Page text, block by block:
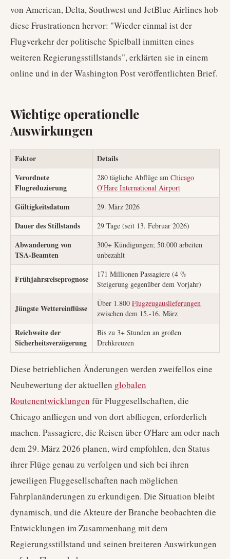
von American, Delta, Southwest und JetBlue Airlines hob
diese Frustrationen hervor: "Wieder einmal ist der
Flugverkehr der politische Spielball inmitten eines
weiteren Regierungsstillstands", erklärten sie in einem
online und in der Washington Post veröffentlichten Brief.
Wichtige operationelle
Auswirkungen
Faktor
Details
Verordnete
Flugreduzierung
280 tägliche Abflüge am Chicago
O'Hare International Airport
Gültigkeitsdatum 29. März 2026
Dauer des Stillstands 29 Tage (seit 13. Februar 2026)
Abwanderung von
TSA-Beamten
300+ Kündigungen; 50.000 arbeiten
unbezahlt
Frühjahrsreiseprognose
171 Millionen Passagiere (4 %
Steigerung gegenüber dem Vorjahr)
Jüngste Wettereinflüsse Über 1.800 Flugzeugauslieferungen
zwischen dem 15.-16. März
Reichweite der
Sicherheitsverzögerung
Bis zu 3+ Stunden an großen
Drehkreuzen
Diese betrieblichen Änderungen werden zweifellos eine
Neubewertung der aktuellen globalen
Routenentwicklungen für Fluggesellschaften, die
Chicago anfliegen und von dort abfliegen, erforderlich
machen. Passagiere, die Reisen über O'Hare am oder nach
dem 29. März 2026 planen, wird empfohlen, den Status
ihrer Flüge genau zu verfolgen und sich bei ihren
jeweiligen Fluggesellschaften nach möglichen
Fahrplanänderungen zu erkundigen. Die Situation bleibt
dynamisch, und die Akteure der Branche beobachten die
Entwicklungen im Zusammenhang mit dem
Regierungsstillstand und seinen breiteren Auswirkungen